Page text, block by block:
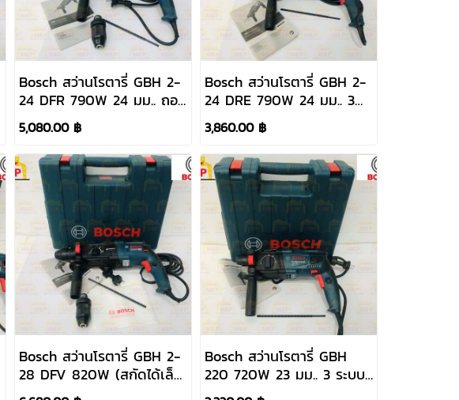
Bosch สว่านโรตารี่ GBH 2-
24 DFR 790W 24 มม.. ถอด
หัวได้ #06112730K0
5,080.00 ฿
Bosch สว่านโรตารี่ GBH 2-
24 DRE 790W 24 มม.. 3
ระบบ ปรับซ้าย-ขวาได้
#06112721K0
3,860.00 ฿
Bosch สว่านโรตารี่ GBH 2-
28 DFV 820W (สกัดได้เล็ก
น้อย) เปลี่ยนหัวได้
Bosch สว่านโรตารี่ GBH
220 720W 23 มม.. 3 ระบบ
ปรับซ้าย-ขวาได้